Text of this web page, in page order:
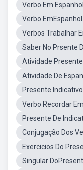
Verbo Em
Verbo
Verbos Trabalhar
Saber No Prsente
Atividade
Atividade De
Presente
Verbo Recordar
Presente De
Conjugação Dos
Exercicios Do
Singular